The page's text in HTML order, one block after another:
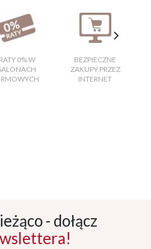
RATY 0% W
BEZPIECZNE
ZAKUPY PRZEZ
INTERNET
- dołącz